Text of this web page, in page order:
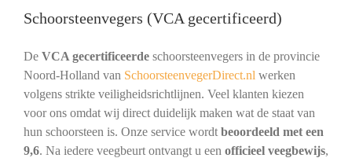
Schoorsteenvegers (VCA gecertificeerd)
De VCA gecertificeerdeschoorsteenvegers in de provincie
Noord-Holland van SchoorsteenvegerDirect.nl werken
volgens strikte veiligheidsrichtlijnen. Veel klanten kiezen
voor ons omdat wij direct duidelijk maken wat de staat van
hun schoorsteen is. Onze service wordt beoordeeld met een
9,6. Na iedere veegbeurt ontvangt u een officieel veegbewijs,